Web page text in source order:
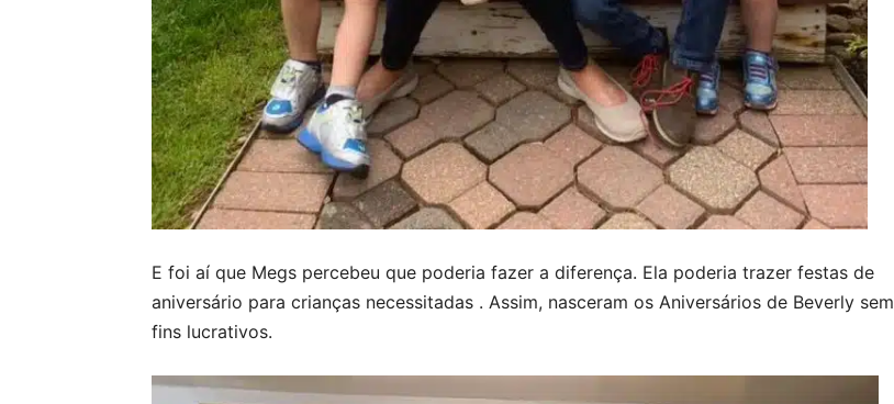
E foi aí que Megs percebeu que poderia fazer a diferença. Ela poderia trazer festas de
aniversário para crianças necessitadas . Assim, nasceram os Aniversários de Beverly sem
fins lucrativos.